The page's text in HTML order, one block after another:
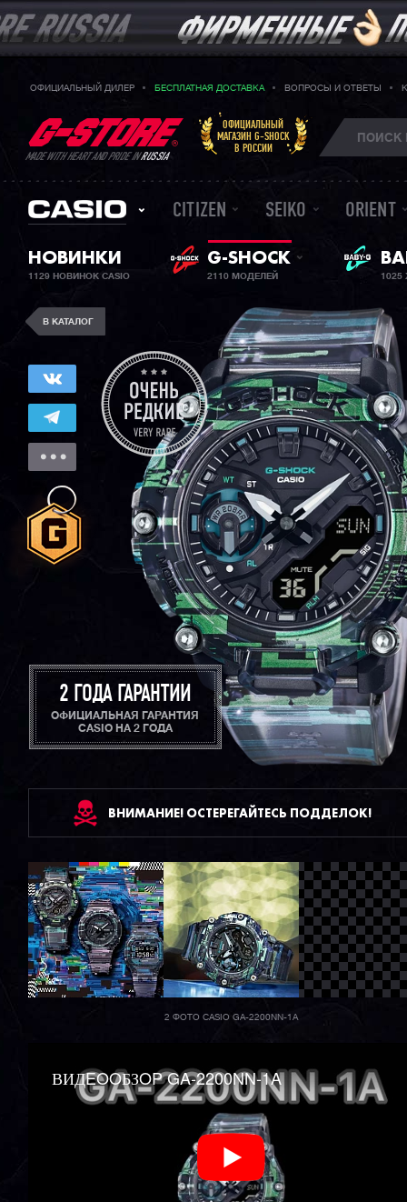
ОФИЦИАЛЬНЫЙ ДИЛЕР БЕСПЛАТНАЯ ДОСТАВКА ВОПРОСЫ И ОТВЕТЫ
MADE WITH HEART AND PRIDE INRUSSIA
ОФИЦИАЛЬНЫЙ
МАГАЗИН G-SHOCK
В РОССИИ
CITIZEN SEIKO ORIENT
НОВИНКИ
1129 НОВИНОК CASIO
G-SHOCK
2110 МОДЕЛЕЙ
В КАТАЛОГ
2 ГОДА ГАРАНТИИ
ОФИЦИАЛЬНАЯ ГАРАНТИЯ
CASIO НА 2 ГОДА
ВНИМАНИЕ! ОСТЕРЕГАЙТЕСЬ ПОДДЕЛОК!
2 ФОТО CASIO GA-2200NN-1A
ВИДEOOБЗOP GA-2200NN-1A